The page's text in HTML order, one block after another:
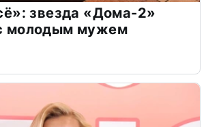
звезда «Дома-2»
молодым мужем